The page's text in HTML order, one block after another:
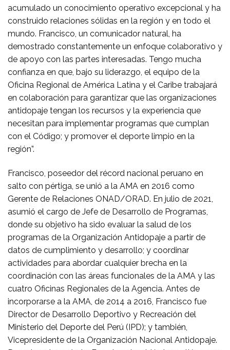
acumulado un conocimiento operativo excepcional y ha
construido relaciones sólidas en la región y en todo el
mundo. Francisco, un comunicador natural, ha
demostrado constantemente un enfoque colaborativo y
de apoyo con las partes interesadas. Tengo mucha
confianza en que, bajo su liderazgo, el equipo de la
Oficina Regional de América Latina y el Caribe trabajará
en colaboración para garantizar que las organizaciones
antidopaje tengan los recursos y la experiencia que
necesitan para implementar programas que cumplan
con el Código; y promover el deporte limpio en la
región”.
Francisco, poseedor del récord nacional peruano en
salto con pértiga, se unió a la AMA en 2016 como
Gerente de Relaciones ONAD/ORAD. En julio de 2021,
asumió el cargo de Jefe de Desarrollo de Programas,
donde su objetivo ha sido evaluar la salud de los
programas de la Organización Antidopaje a partir de
datos de cumplimiento y desarrollo; y coordinar
actividades para abordar cualquier brecha en la
coordinación con las áreas funcionales de la AMA y las
cuatro Oficinas Regionales de la Agencia. Antes de
incorporarse a la AMA, de 2014 a 2016, Francisco fue
Director de Desarrollo Deportivo y Recreación del
Ministerio del Deporte del Perú (IPD); y también,
Vicepresidente de la Organización Nacional Antidopaje.